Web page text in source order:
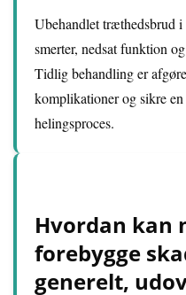
Ubehandlet træthedsbrud
smerter, nedsat funktion
Tidlig behandling er
komplikationer og sikre
helingsproces.
Hvordan kan
forebygge
generelt,